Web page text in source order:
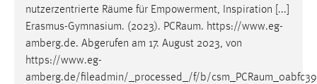
nutzerzentrierte Räume für Empowerment, Inspiration [...]
Erasmus-Gymnasium. (2023). PCRaum. https://www.eg-
amberg.de. Abgerufen am 17. August 2023, von
https://www.eg-
amberg.de/fileadmin/_processed_/f/b/